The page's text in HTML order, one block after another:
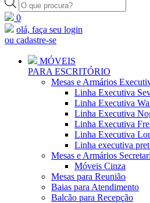
produtos
0
olá, faça seu login
ou cadastre-se
MÓVEIS
PARA ESCRITÓRIO
Mesas e Armários
Linha Executiva
Linha Executiva
Linha Executiva
Linha Executiva
Linha Executiva
Linha executiva
Mesas e Armários
Móveis Cinza
Mesas para Reunião
Baias para Atendimento
Balcão para Recepção